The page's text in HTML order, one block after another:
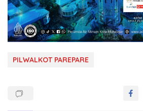
PILWALKOT PAREPARE